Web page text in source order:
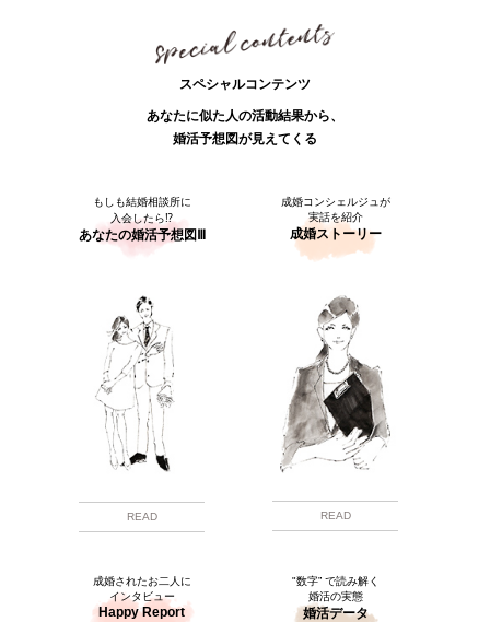
スペシャルコンテンツ
あなたに似た人の活動結果から、
婚活予想図が見えてくる
もしも結婚相談所に
入会したら⁉
あなたの婚活予想図Ⅲ
READ
成婚コンシェルジュが
実話を紹介
成婚ストーリー
READ
成婚されたお二人に
インタビュー
Happy Report
"数字” で読み解く
婚活の実態
婚活データ